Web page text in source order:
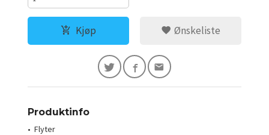
Kjøp Ønskeliste
Produktinfo
• Flyter